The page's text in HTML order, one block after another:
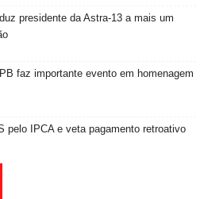
presidente da Astra-13 a mais um
faz importante evento em homenagem
pelo IPCA e veta pagamento retroativo